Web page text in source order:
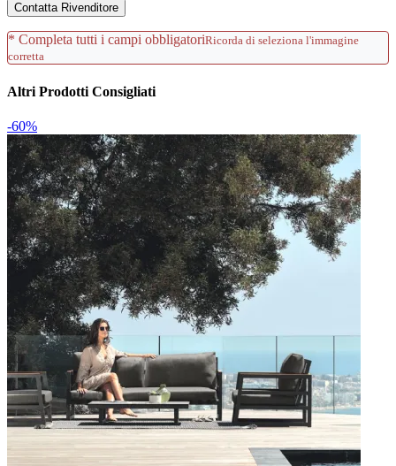
Contatta Rivenditore
* Completa tutti i campi obbligatoriRicorda di seleziona l'immagine
corretta
Altri Prodotti Consigliati
-60%